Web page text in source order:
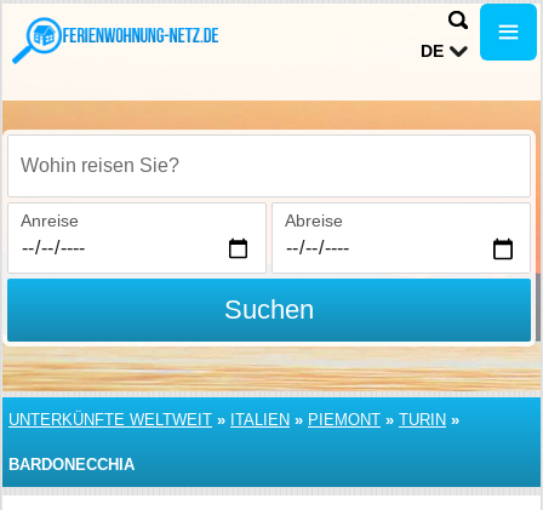
DE
Wohin reisen Sie?
Anreise Abreise
Suchen
UNTERKÜNFTE WELTWEIT » ITALIEN » PIEMONT » TURIN »
BARDONECCHIA